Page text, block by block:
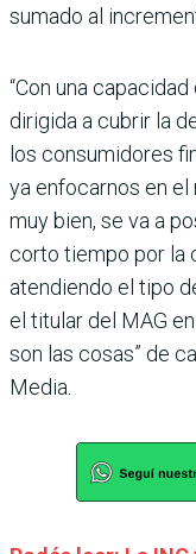
sumado al
“Con una
dirigida a cubrir la
los consumidores
ya enfocarnos en
muy bien, se va a
corto tiempo por la
atendiendo el tipo
el titular del MAG
son las cosas” de
Media.